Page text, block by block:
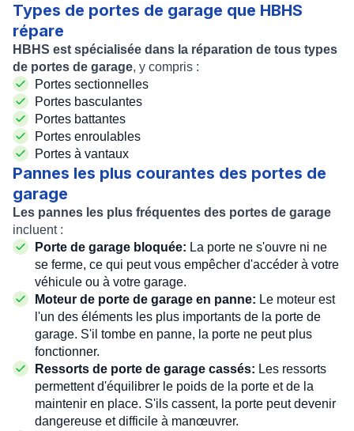
Types de portes de garage que HBHS
répare
HBHS est spécialisée dans la réparation de tous types
de portes de garage, y compris :
Portes sectionnelles
Portes basculantes
Portes battantes
Portes enroulables
Portes à vantaux
Pannes les plus courantes des portes de
garage
Les pannes les plus fréquentes des portes de garage
incluent :
Porte de garage bloquée: La porte ne s'ouvre ni ne
se ferme, ce qui peut vous empêcher d'accéder à votre
véhicule ou à votre garage.
Moteur de porte de garage en panne: Le moteur est
l'un des éléments les plus importants de la porte de
garage. S'il tombe en panne, la porte ne peut plus
fonctionner.
Ressorts de porte de garage cassés: Les ressorts
permettent d'équilibrer le poids de la porte et de la
maintenir en place. S'ils cassent, la porte peut devenir
dangereuse et difficile à manœuvrer.